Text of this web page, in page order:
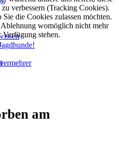
am
verbessern (Tracking Cookies).
die Cookies zulassen möchten.
Ablehnung womöglich nicht mehr
stehen.